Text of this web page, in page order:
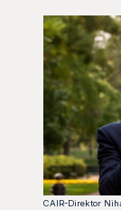
CAIR-Direktor